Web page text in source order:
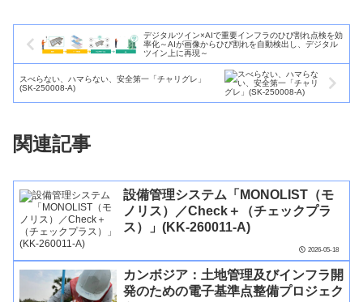
デジタルツイン×AIで重要インフラのひび割れ点検を効
率化～AIが画像からひび割れを自動検出し、デジタル
ツイン上に再現～
スべらない、ハマらない、安全第一「チャリグレ」
(SK-250008-A)
関連記事
設備管理システム「MONOLIST（モ
ノリス）／Check＋（チェックプラ
ス）」(KK-260011-A)
2026-05-18
カンボジア：土地管理及びインフラ開
発のための電子基準点整備プロジェク